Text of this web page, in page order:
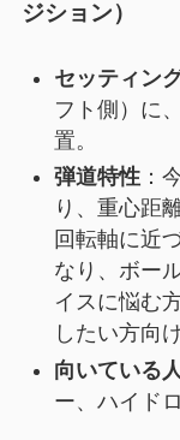
ジション）
セッティン
フト側）に
置。
弾道特性：
り、重心距
回転軸に近
なり、ボー
イスに悩む
したい方向け
向いている人
ー、ハイド